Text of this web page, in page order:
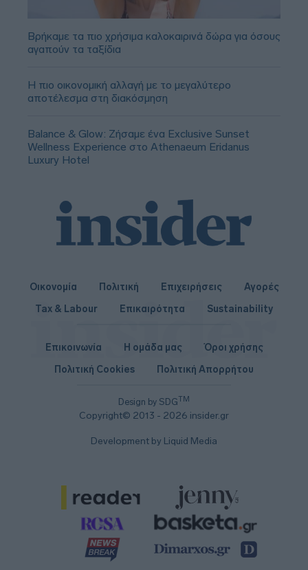
Βρήκαμε τα πιο χρήσιμα καλοκαιρινά δώρα για όσους
αγαπούν τα ταξίδια
Η πιο οικονομική αλλαγή με το μεγαλύτερο
αποτέλεσμα στη διακόσμηση
Balance & Glow: Ζήσαμε ένα Exclusive Sunset
Wellness Experience στο Athenaeum Eridanus
Luxury Hotel
Οικονομία Πολιτική Επιχειρήσεις
Αγορές
Tax & Labour
Επικαιρότητα Sustainability
Design by SDGTM
Copyright© 2013 - 2026 insider.gr
Επικοινωνία Η ομάδα μας
Όροι χρήσης
Πολιτική Cookies
Πολιτική Απορρήτου
Development by Liquid Media